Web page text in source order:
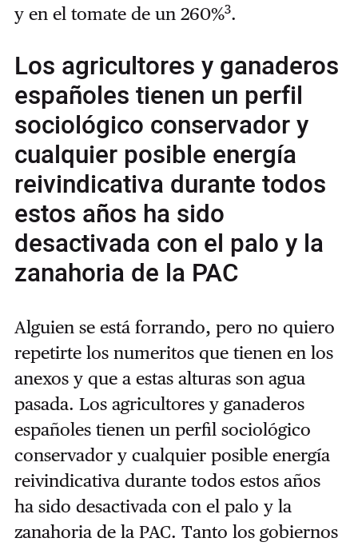
y en el tomate de un 260%3.
Los agricultores y ganaderos
españoles tienen un perfil
sociológico conservador y
cualquier posible energía
reivindicativa durante todos
estos años ha sido
desactivada con el palo y la
zanahoria de la PAC
Alguien se está forrando, pero no quiero
repetirte los numeritos que tienen en los
anexos y que a estas alturas son agua
pasada. Los agricultores y ganaderos
españoles tienen un perfil sociológico
conservador y cualquier posible energía
reivindicativa durante todos estos años
ha sido desactivada con el palo y la
zanahoria de la PAC. Tanto los gobiernos